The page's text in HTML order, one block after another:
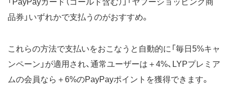
「PayPayカード（ゴールド含む）」「ヤフーショッピング商
品券」いずれかで支払うのがおすすめ。
これらの方法で支払いをおこなうと自動的に「毎日5%キャ
ンペーン」が適用され、通常ユーザーは＋4%、LYPプレミア
ムの会員なら＋6%のPayPayポイントを獲得できます。